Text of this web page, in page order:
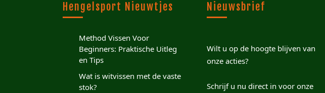
Hengelsport Nieuwtjes
Method Vissen Voor
Beginners: Praktische Uitleg
en Tips
Wat is witvissen met de vaste
stok?
Nieuwsbrief
Wilt u op de hoogte blijven van
onze acties?
Schrijf u nu direct in voor onze